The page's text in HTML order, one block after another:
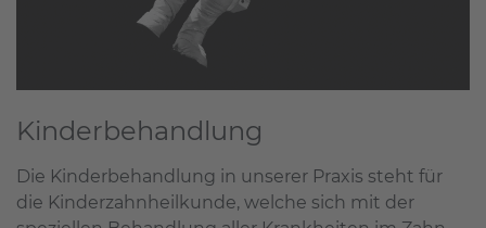
Kinderbehandlung
Die Kinderbehandlung in unserer Praxis steht für
die Kinderzahnheilkunde, welche sich mit der